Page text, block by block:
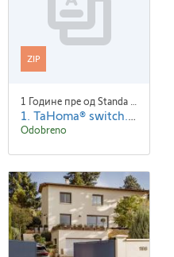
ZIP
1 Године пре од Standa Blaha
1. TaHoma® switch.zip
Odobreno